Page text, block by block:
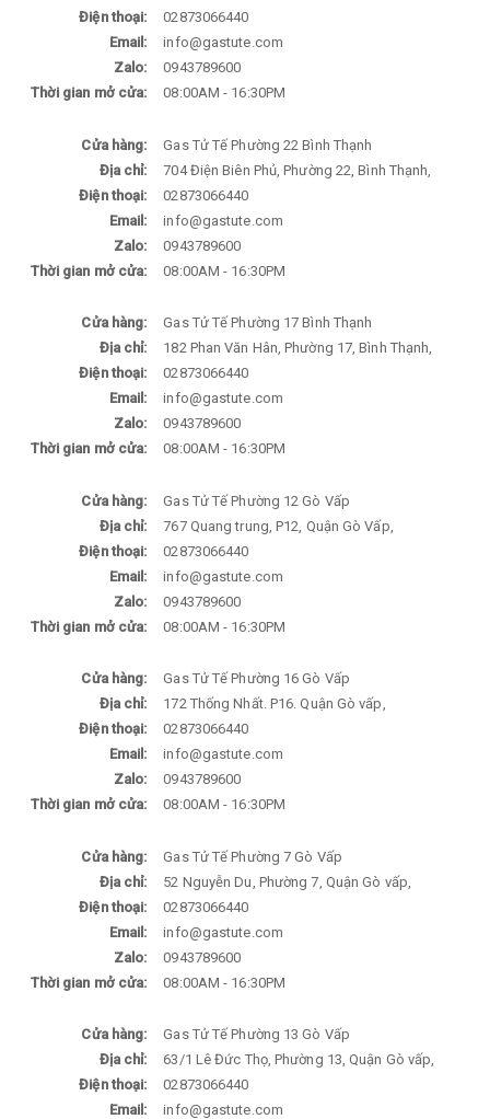
Điện thoại:
02873066440
Email:
info@gastute.com
Zalo:
0943789600
Thời gian mở cửa:
08:00AM - 16:30PM
Cửa hàng:
Gas Tử Tế Phường 22 Bình Thạnh
Địa chỉ:
704 Điện Biên Phủ, Phường 22, Bình Thạnh,
Điện thoại:
02873066440
Email:
info@gastute.com
Zalo:
0943789600
Thời gian mở cửa:
08:00AM - 16:30PM
Cửa hàng:
Gas Tử Tế Phường 17 Bình Thạnh
Địa chỉ:
182 Phan Văn Hân, Phường 17, Bình Thạnh,
Điện thoại:
02873066440
Email:
info@gastute.com
Zalo:
0943789600
Thời gian mở cửa:
08:00AM - 16:30PM
Cửa hàng:
Gas Tử Tế Phường 12 Gò Vấp
Địa chỉ:
767 Quang trung, P12, Quận Gò Vấp,
Điện thoại:
02873066440
Email:
info@gastute.com
Zalo:
0943789600
Thời gian mở cửa:
08:00AM - 16:30PM
Cửa hàng:
Gas Tử Tế Phường 16 Gò Vấp
Địa chỉ:
172 Thống Nhất. P16. Quận Gò vấp,
Điện thoại:
02873066440
Email:
info@gastute.com
Zalo:
0943789600
Thời gian mở cửa:
08:00AM - 16:30PM
Cửa hàng:
Gas Tử Tế Phường 7 Gò Vấp
Địa chỉ:
52 Nguyễn Du, Phường 7, Quận Gò vấp,
Điện thoại:
02873066440
Email:
info@gastute.com
Zalo:
0943789600
Thời gian mở cửa:
08:00AM - 16:30PM
Cửa hàng:
Gas Tử Tế Phường 13 Gò Vấp
Địa chỉ:
63/1 Lê Đức Thọ, Phường 13, Quận Gò vấp,
Điện thoại:
02873066440
Email:
info@gastute.com